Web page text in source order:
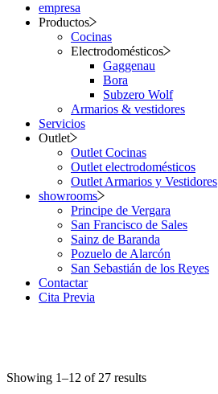
empresa
Productos
Cocinas
Electrodomésticos
Gaggenau
Bora
Subzero Wolf
Armarios & vestidores
Servicios
Outlet
Outlet Cocinas
Outlet electrodomésticos
Outlet Armarios y Vestidores
showrooms
Principe de Vergara
San Francisco de Sales
Sainz de Baranda
Pozuelo de Alarcón
San Sebastián de los Reyes
Contactar
Cita Previa
Showing 1–12 of 27 results